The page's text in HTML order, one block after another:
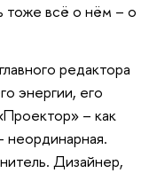
тоже всё о нём – о
редактора
энергии, его
– как
неординарная.
Дизайнер,